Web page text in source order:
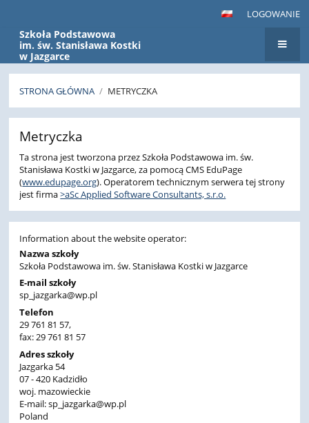
LOGOWANIE
Szkoła Podstawowa
im. św. Stanisława Kostki
w Jazgarce
STRONA GŁÓWNA / METRYCZKA
Metryczka
Metryczka
Ta strona jest tworzona przez Szkoła Podstawowa im. św.
Stanisława Kostki w Jazgarce, za pomocą CMS EduPage
(www.edupage.org). Operatorem technicznym serwera tej strony
jest firma>aSc Applied Software Consultants, s.r.o.
Information about the website operator:
Nazwa szkoły
Szkoła Podstawowa im. św. Stanisława Kostki w Jazgarce
E-mail szkoły
sp_jazgarka@wp.pl
Telefon
29 761 81 57,
fax: 29 761 81 57
Adres szkoły
Jazgarka 54
07 - 420 Kadzidło
woj. mazowieckie
E-mail: sp_jazgarka@wp.pl
Poland